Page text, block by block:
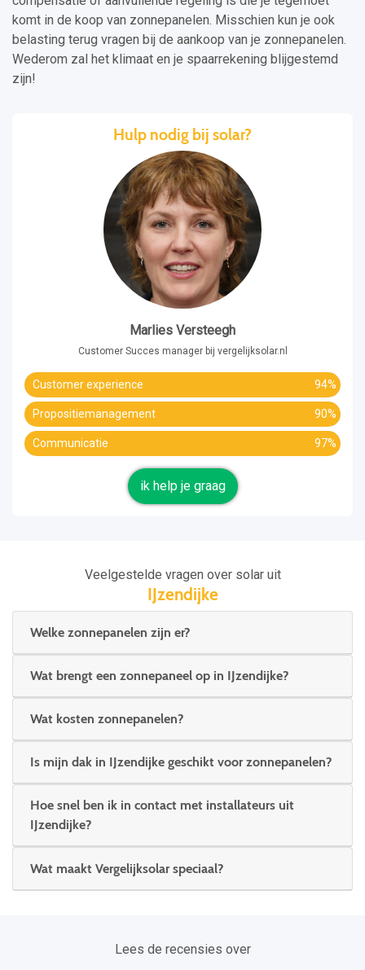
komt in de koop van zonnepanelen. Misschien kun je ook
belasting terug vragen bij de aankoop van je zonnepanelen.
Wederom zal het klimaat en je spaarrekening blijgestemd
zijn!
Hulp nodig bij solar?
Marlies Versteegh
Customer Succes manager bij vergelijksolar.nl
Customer experience 94%
Propositiemanagement 90%
Communicatie 97%
ik help je graag
Veelgestelde vragen over solar uit
IJzendijke
Welke zonnepanelen zijn er?
Wat brengt een zonnepaneel op in IJzendijke?
Wat kosten zonnepanelen?
Is mijn dak in IJzendijke geschikt voor zonnepanelen?
Hoe snel ben ik in contact met installateurs uit
IJzendijke?
Wat maakt Vergelijksolar speciaal?
Lees de recensies over